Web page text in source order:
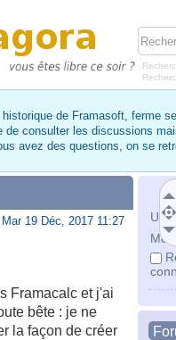
de Framasoft, ferme
consulter les discussions
avez des questions, on se
Mot
Mar 19 Déc, 2017 11:27
Framacalc et j'ai
bête : je ne
la façon de créer